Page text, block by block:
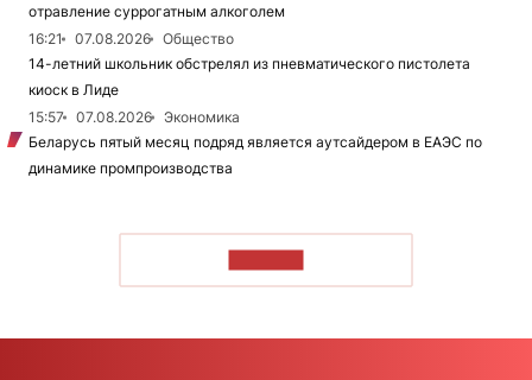
отравление суррогатным алкоголем
16:21
07.08.2026
Общество
14-летний школьник обстрелял из пневматического пистолета
киоск в Лиде
15:57
07.08.2026
Экономика
Беларусь пятый месяц подряд является аутсайдером в ЕАЭС по
динамике промпроизводства